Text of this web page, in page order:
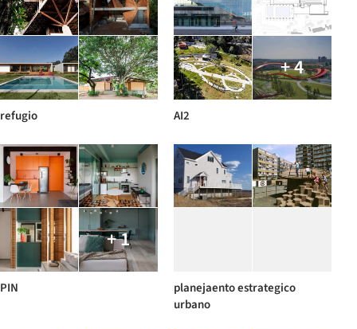
refugio
+ 4
AI2
+ 1
PIN
planejaento estrategico
urbano